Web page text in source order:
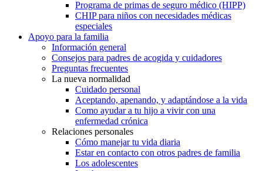
Programa de primas de seguro médico (HIPP)
CHIP para niños con necesidades médicas
especiales
Apoyo para la familia
Información general
Consejos para padres de acogida y cuidadores
Preguntas frecuentes
La nueva normalidad
Cuidado personal
Aceptando, apenando, y adaptándose a la vida
Como ayudar a tu hijo a vivir con una
enfermedad crónica
Relaciones personales
Cómo manejar tu vida diaria
Estar en contacto con otros padres de familia
Los adolescentes